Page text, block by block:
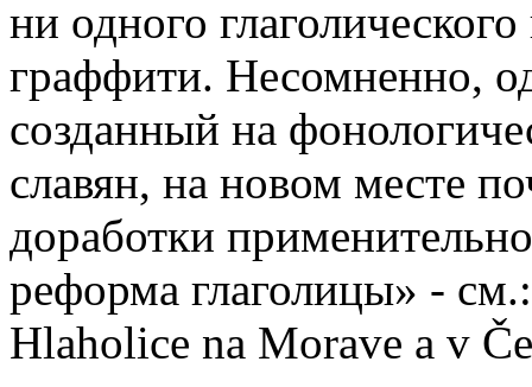
ни одного
граффити. Несомненно,
созданный на
славян, на новом месте
доработки
реформа глаголицы» -
Hlaholice na Morave a v